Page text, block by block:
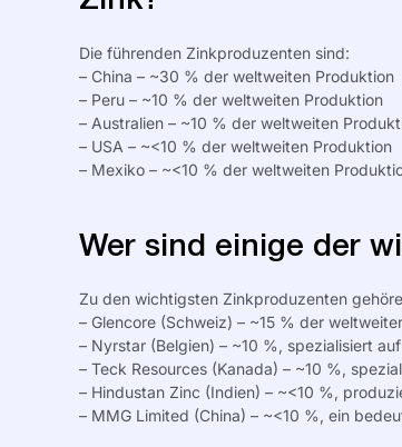
Die führenden Zinkproduzenten sind:
– China – ~30 % der weltweiten Produktion
– Peru – ~10 % der weltweiten Produktion
– Australien – ~10 % der weltweiten
– USA – ~<10 % der weltweiten Produktion
– Mexiko – ~<10 % der weltweiten
Wer sind einige der
Zu den wichtigsten Zinkproduzenten
– Glencore (Schweiz) – ~15 % der
– Nyrstar (Belgien) – ~10 %, spezialisiert
– Teck Resources (Kanada) – ~10 %,
– Hindustan Zinc (Indien) – ~<10 %,
– MMG Limited (China) – ~<10 %, ein